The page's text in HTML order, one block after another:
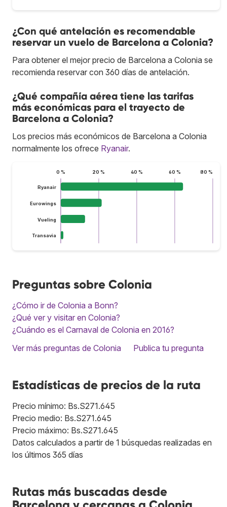
¿Con qué antelación es recomendable
reservar un vuelo de Barcelona a Colonia?
Para obtener el mejor precio de Barcelona a Colonia se
recomienda reservar con 360 días de antelación.
¿Qué compañía aérea tiene las tarifas
más económicas para el trayecto de
Barcelona a Colonia?
Los precios más económicos de Barcelona a Colonia
normalmente los ofrece Ryanair.
0 % 20 % 40 % 60 % 80 %
Ryanair
Eurowings
Vueling
Transavia
Preguntas sobre Colonia
¿Cómo ir de Colonia a Bonn?
¿Qué ver y visitar en Colonia?
¿Cuándo es el Carnaval de Colonia en 2016?
Ver más preguntas de Colonia
Publica tu pregunta
Estadísticas de precios de la ruta
Precio mínimo: Bs.S271.645
Precio medio: Bs.S271.645
Precio máximo: Bs.S271.645
Datos calculados a partir de 1 búsquedas realizadas en
los últimos 365 días
Rutas más buscadas desde